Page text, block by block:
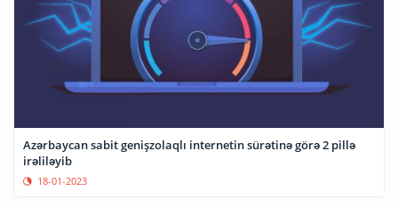
Azərbaycan sabit genişzolaqlı internetin sürətinə görə 2 pillə
irəliləyib
18-01-2023